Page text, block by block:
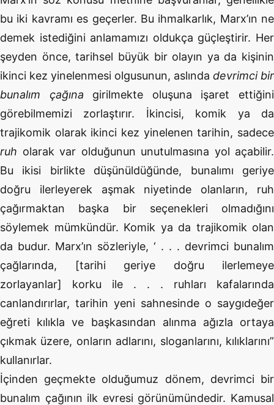
bu iki kavramı es geçerler. Bu ihmalkarlık, Marx’ın ne
demek istediğini anlamamızı oldukça güçleştirir. Her
şeyden önce, tarihsel büyük bir olayın ya da kişinin
ikinci kez yinelenmesi olgusunun, aslında devrimci bir
bunalım çağına girilmekte oluşuna işaret ettiğini
görebilmemizi zorlaştırır. İkincisi, komik ya da
trajikomik olarak ikinci kez yinelenen tarihin, sadece
ruh olarak var olduğunun unutulmasına yol açabilir.
Bu ikisi birlikte düşünüldüğünde, bunalımı geriye
doğru ilerleyerek aşmak niyetinde olanların, ruh
çağırmaktan başka bir seçenekleri olmadığını
söylemek mümkündür. Komik ya da trajikomik olan
da budur. Marx’ın sözleriyle, ‘ . . . devrimci bunalım
çağlarında, [tarihi geriye doğru ilerlemeye
zorlayanlar] korku ile . . . ruhları kafalarında
canlandırırlar, tarihin yeni sahnesinde o saygıdeğer
eğreti kılıkla ve başkasından alınma ağızla ortaya
çıkmak üzere, onların adlarını, sloganlarını, kılıklarını”
kullanırlar.
İçinden geçmekte olduğumuz dönem, devrimci bir
bunalım çağının ilk evresi görünümündedir. Kamusal